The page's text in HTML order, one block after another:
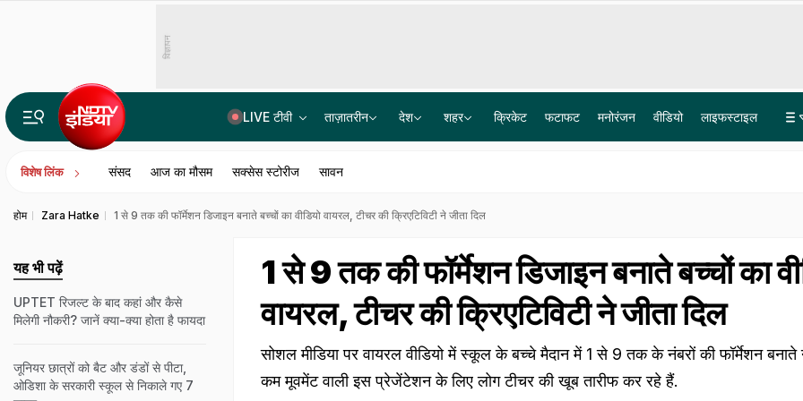
विज्ञापन
LIVE टीवी ताज़ातरीन देश शहर क्रिकेट फटाफट मनोरंजन वीडियो लाइफस्टाइल
विशेष लिंक संसद आज का मौसम सक्सेस स्टोरीज सावन
होम Zara Hatke 1 से 9 तक की फॉर्मेशन डिजाइन बनाते बच्चों का वीडियो वायरल, टीचर की क्रिएटिविटी ने जीता दिल
1 से 9 तक की फॉर्मेशन डिजाइन बनाते बच्चों का
वायरल, टीचर की क्रिएटिविटी ने जीता दिल
सोशल मीडिया पर वायरल वीडियो में स्कूल के बच्चे मैदान में 1 से 9 तक के नंबरों की फॉर्मेशन
कम मूवमेंट वाली इस प्रेजेंटेशन के लिए लोग टीचर की खूब तारीफ कर रहे हैं.
यह भी पढ़ें
UPTET रिजल्ट के बाद कहां और कैसे
मिलेगी नौकरी? जानें क्या-क्या होता है फायदा
जूनियर छात्रों को बैट और डंडों से पीटा,
ओडिशा के सरकारी स्कूल से निकाले गए 7